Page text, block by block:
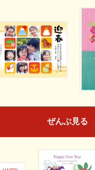
ぜんぶ見る